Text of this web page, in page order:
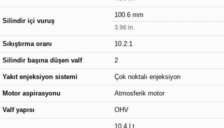
Silindir içi vuruş
100.6 mm
3.96 in.
Sıkıştırma oranı 10.2:1
Silindir başına düşen valf 2
Yakıt enjeksiyon sistemi Çok noktalı enjeksiyon
Motor aspirasyonu Atmosferik motor
Valf yapısı OHV
10.4 Lt